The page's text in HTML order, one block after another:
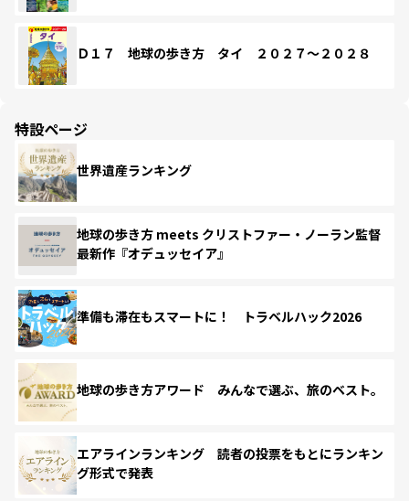
Ｄ１７ 地球の歩き方 タイ ２０２７～２０２８
特設ページ
世界遺産ランキング
地球の歩き方 meets クリストファー・ノーラン監督
最新作『オデュッセイア』
準備も滞在もスマートに！ トラベルハック2026
地球の歩き方アワード みんなで選ぶ、旅のベスト。
エアラインランキング 読者の投票をもとにランキン
グ形式で発表